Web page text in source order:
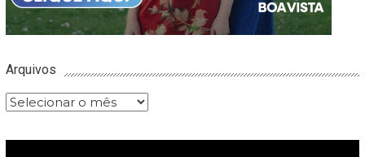
Arquivos
Arquivos